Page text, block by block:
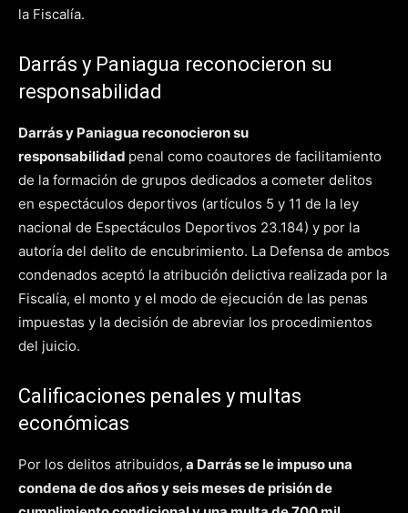
la Fiscalía.
Darrás y Paniagua reconocieron su
responsabilidad
Darrás y Paniagua reconocieron su
responsabilidad penal como coautores de facilitamiento
de la formación de grupos dedicados a cometer delitos
en espectáculos deportivos (artículos 5 y 11 de la ley
nacional de Espectáculos Deportivos 23.184) y por la
autoría del delito de encubrimiento. La Defensa de ambos
condenados aceptó la atribución delictiva realizada por la
Fiscalía, el monto y el modo de ejecución de las penas
impuestas y la decisión de abreviar los procedimientos
del juicio.
Calificaciones penales y multas
económicas
Por los delitos atribuidos, a Darrás se le impuso una
condena de dos años y seis meses de prisión de